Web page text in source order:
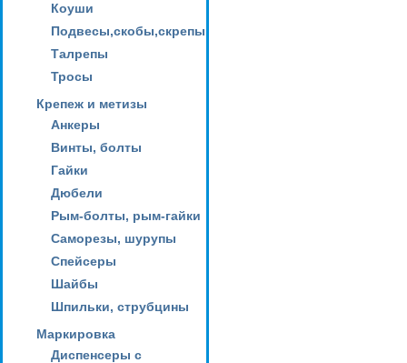
Коуши
Подвесы,скобы,скрепы
Талрепы
Тросы
Крепеж и метизы
Анкеры
Винты, болты
Гайки
Дюбели
Рым-болты, рым-гайки
Саморезы, шурупы
Спейсеры
Шайбы
Шпильки, струбцины
Маркировка
Диспенсеры с